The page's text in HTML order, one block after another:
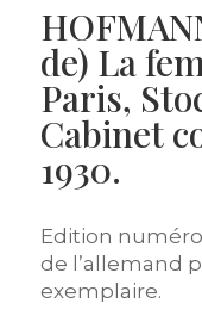
de) La
Paris,
Cabinet
1930.
Edition
de l’allemand
exemplaire.